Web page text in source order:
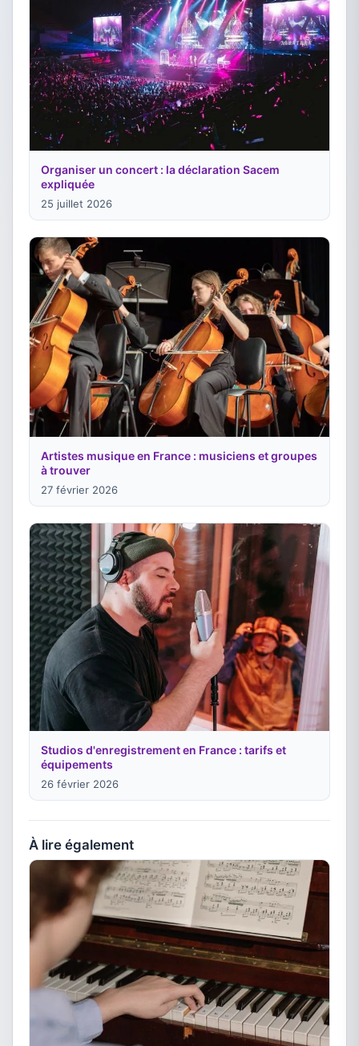
Organiser un concert : la déclaration Sacem
expliquée
25 juillet 2026
Artistes musique en France : musiciens et groupes
à trouver
27 février 2026
Studios d'enregistrement en France : tarifs et
équipements
26 février 2026
À lire également